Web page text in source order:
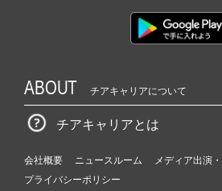
ABOUT チアキャリアについて
チアキャリアとは
会社概要 ニュースルーム
メディア出演
プライバシーポリシー